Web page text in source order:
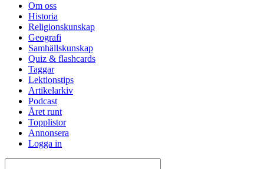
Om oss
Historia
Religionskunskap
Geografi
Samhällskunskap
Quiz & flashcards
Taggar
Lektionstips
Artikelarkiv
Podcast
Året runt
Topplistor
Annonsera
Logga in